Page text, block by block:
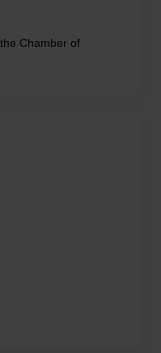
Chamber of